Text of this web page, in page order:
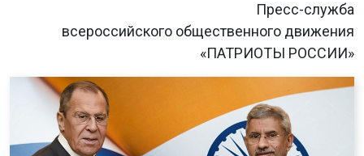
Пресс-служба
всероссийского общественного движения
«ПАТРИОТЫ РОССИИ»